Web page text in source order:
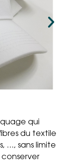
qui
du textile
…, sans limite